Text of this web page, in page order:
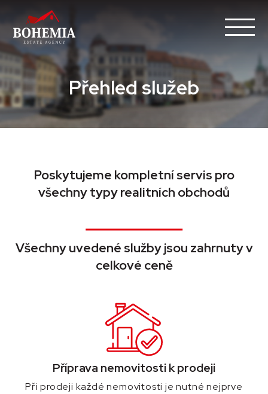
Přehled služeb
Poskytujeme kompletní servis pro
všechny typy realitních obchodů
Všechny uvedené služby jsou zahrnuty v
celkové ceně
Příprava nemovitosti k prodeji
Při prodeji každé nemovitosti je nutné nejprve